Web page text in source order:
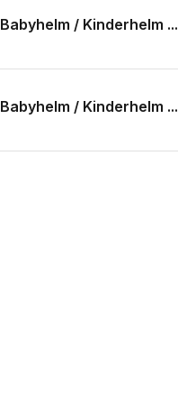
Babyhelm / Kinderhelm ...
Babyhelm / Kinderhelm ...